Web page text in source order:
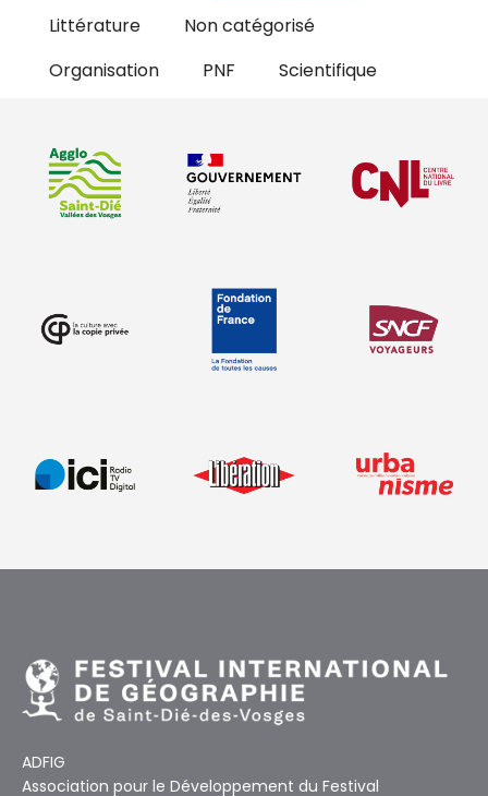
Littérature
Non catégorisé
Organisation
PNF Scientifique
ADFIG
Association pour le Développement du Festival